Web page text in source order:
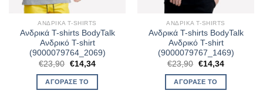
ΑΝΔΡΙΚΆ T-SHIRTS
Ανδρικά T-shirts BodyTalk
Ανδρικό T-shirt
(9000079764_2069)
€23,90 Original
price
was:
€23,90.
€14,34Η
τιμή
ΑΓΌΡΑΣΈ ΤΟ
ΑΝΔΡΙΚΆ T-SHIRTS
Ανδρικά T-shirts BodyTalk
Ανδρικό T-shirt
(9000079767_1469)
€23,90 Original
price
was:
€23,90.
€14,34Η
τιμή
ΑΓΌΡΑΣΈ ΤΟ